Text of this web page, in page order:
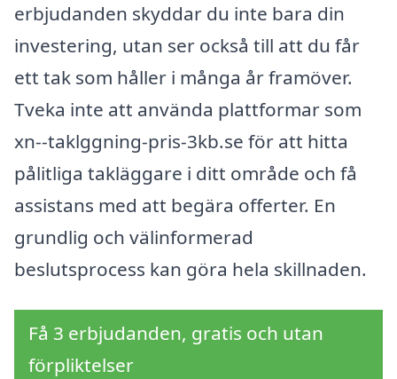
erbjudanden skyddar du inte bara din
investering, utan ser också till att du får
ett tak som håller i många år framöver.
Tveka inte att använda plattformar som
xn--taklggning-pris-3kb.se för att hitta
pålitliga takläggare i ditt område och få
assistans med att begära offerter. En
grundlig och välinformerad
beslutsprocess kan göra hela skillnaden.
Få 3 erbjudanden, gratis och utan
förpliktelser